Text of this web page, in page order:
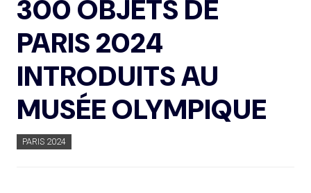
300 OBJETS DE
PARIS 2024
INTRODUITS AU
MUSÉE OLYMPIQUE
PARIS 2024